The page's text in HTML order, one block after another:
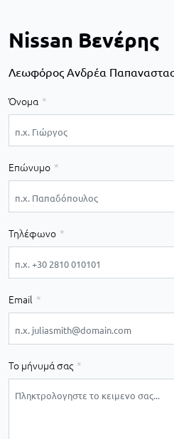
Nissan Βενέρης
Λεωφόρος Ανδρέα
Όνομα
Επώνυμο
Τηλέφωνο
Email
Το μήνυμά σας